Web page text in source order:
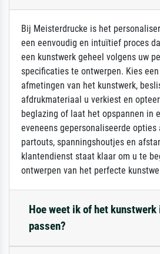
Bij Meisterdrucke is het
een eenvoudig en intuïtief proces
een kunstwerk geheel volgens uw
specificaties te ontwerpen. Kies
afmetingen van het kunstwerk,
afdrukmateriaal u verkiest en
beglazing of laat het opspannen in
eveneens gepersonaliseerde opties
partouts, spanningshoutjes en
klantendienst staat klaar om u te
ontwerpen van het perfecte
Hoe weet ik of het
passen?